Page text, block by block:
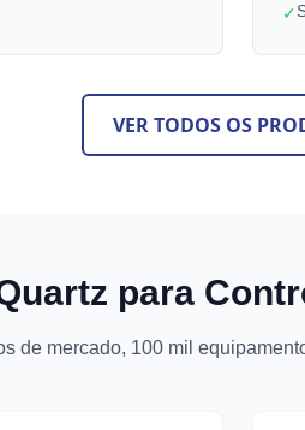
✓
VER TODOS OS
para
de mercado, 100 mil